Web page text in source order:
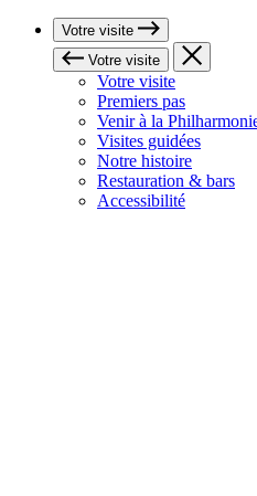
Votre visite
Votre visite
Votre visite
Premiers pas
Venir à la
Visites guidées
Notre histoire
Restauration & bars
Accessibilité